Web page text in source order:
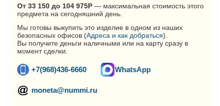
От 33 150 до 104 975Р — максимальная стоимость этого
предмета на сегодняшний день.
Мы готовы выкупить это изделие в одном из наших
безопасных офисов (Адреса и как добраться).
Вы получите деньги наличными или на карту сразу в
момент сделки.
+7(968)436-6660 WhatsApp
moneta@nummi.ru